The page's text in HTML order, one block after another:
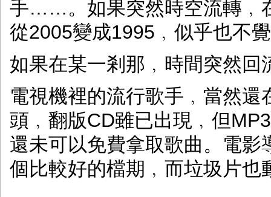
手……。如果突然時空流轉﹐
從2005變成1995﹐似乎也不
如果在某一剎那﹐時間突然
電視機裡的流行歌手﹐當然
頭﹐翻版CD雖已出現﹐但
還未可以免費拿取歌曲。電
個比較好的檔期﹐而垃圾片也